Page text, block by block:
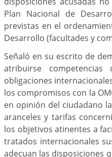
Plan Nacional de
previstas en el
Desarrollo (facultades y
Señaló en su escrito de
atribuirse
obligaciones
los compromisos con la
en opinión del ciudadano
aranceles y tarifas
los objetivos atinentes a
tratados internacionales
adecuan las disposiciones